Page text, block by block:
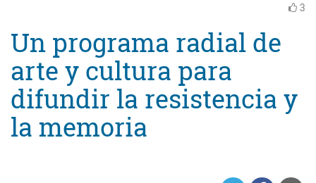
3
Un programa radial de
arte y cultura para
difundir la resistencia y
la memoria